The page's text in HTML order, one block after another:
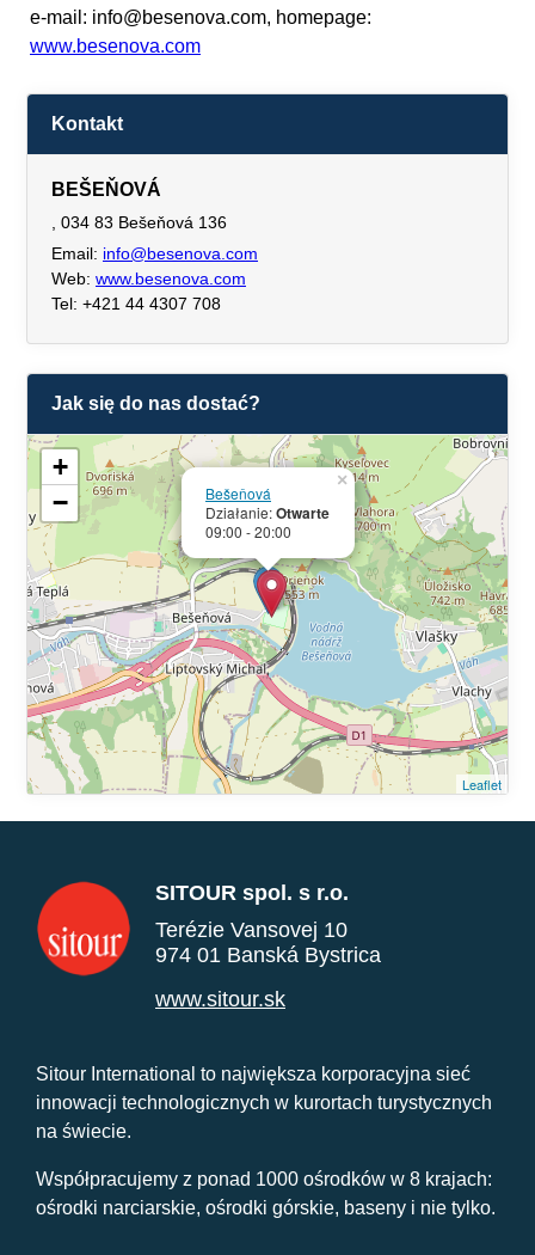
e-mail: info@besenova.com, homepage:
www.besenova.com
Kontakt
BEŠEŇOVÁ
, 034 83 Bešeňová 136
Email: info@besenova.com
Web: www.besenova.com
Tel: +421 44 4307 708
Jak się do nas dostać?
Bešeňová
Działanie:Otwarte
09:00 - 20:00
×
+
−
Leaflet
SITOUR spol. s r.o.
Terézie Vansovej 10
974 01 Banská Bystrica
www.sitour.sk
Sitour International to największa korporacyjna sieć
innowacji technologicznych w kurortach turystycznych
na świecie.
Współpracujemy z ponad 1000 ośrodków w 8 krajach:
ośrodki narciarskie, ośrodki górskie, baseny i nie tylko.